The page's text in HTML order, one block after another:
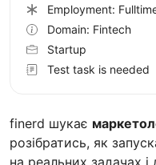
finerd шукає
розібратись, як
Employment:
Domain: Fintech
Startup
Test task is needed